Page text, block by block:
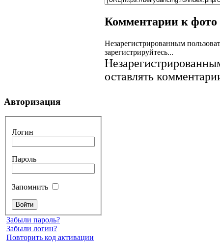
Комментарии к фото
Незарегистрированным
зарегистрируйтесь...
оставлять
Авторизация
Логин
Пароль
Запомнить
Забыли пароль?
Забыли логин?
Повторить код активации